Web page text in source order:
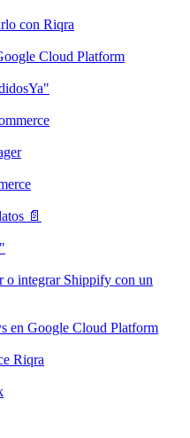
con Riqra
Cloud Platform
📄
o integrar Shippify con un
en Google Cloud Platform
Riqra